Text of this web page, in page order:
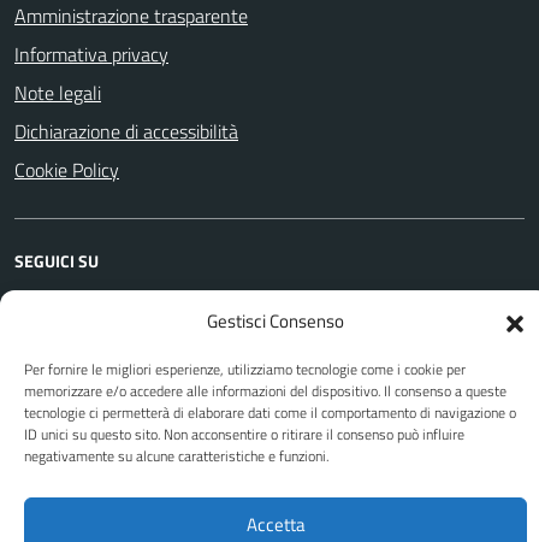
Gestisci Consenso
Per fornire le migliori esperienze, utilizziamo tecnologie come i cookie per
memorizzare e/o accedere alle informazioni del dispositivo. Il consenso a queste
tecnologie ci permetterà di elaborare dati come il comportamento di navigazione o
ID unici su questo sito. Non acconsentire o ritirare il consenso può influire
negativamente su alcune caratteristiche e funzioni.
Accetta
Amministrazione trasparente
Informativa privacy
Note legali
Dichiarazione di accessibilità
Cookie Policy
SEGUICI SU
Attuazione Misure PNRR
Piano di miglioramento del sito
Sito web a cura di Yes I Code